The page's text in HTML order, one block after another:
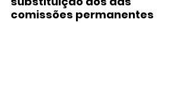
comissões permanentes